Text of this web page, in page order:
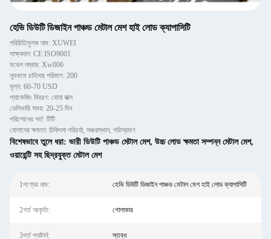
হেভি ডিউটি ​​ডিজাইন পাঞ্চড মেটাল মেশ হাই লোড ক্যাপাসিটি
পরিচিতিমুলক নাম: XUWEI
সাক্ষ্যদান: CE ISO9001
মডেল নম্বার: Xw006
ন্যূনতম চাহিদার পরিমাণ: 200
মূল্য: 60-70 USD
প্যাকেজিং বিবরণ: বোনা বাক্স
ডেলিভারি সময়: 20-25 দিন
পরিশোধের শর্ত: টিটি
যোগানের ক্ষমতা: চিকিৎসা পরিচর্যা, সঞ্চয়স্থান, পরিস্রাবণ
বিশেষভাবে তুলে ধরা: ভারী ডিউটি পাঞ্চড মেটাল মেশ, উচ্চ লোড ক্ষমতা সম্পন্ন মেটাল মেশ,
ওয়ারেন্টি সহ ছিদ্রযুক্ত মেটাল মেশ
1পণ্যের নাম: হেভি ডিউটি ​​ডিজাইন পাঞ্চড মেটাল মেশ হাই লোড ক্যাপাসিটি
2গর্ত আকৃতি: গোলাকার
3গর্ত প্যাটার্ন: স্তব্ধ